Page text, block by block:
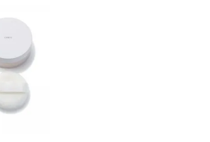
分がくずれ
イクの上に
止成分が
がら、美容
。Wの機能
ドします。
るおい感が
る乾燥も防